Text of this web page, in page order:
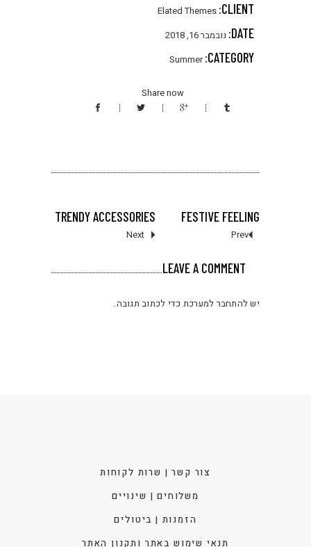
CLIENT:
Elated Themes
DATE: נובמבר 16, 2018
CATEGORY:
Summer
Share now
FESTIVE FEELING
Prev
TRENDY ACCESSORIES
Next
LEAVE A COMMENT
ישלהתחבר למערכת כדי לכתוב תגובה.
צור קשר | שרות לקוחות
משלוחים | שינויים
הזמנות | ביטולים
תנאי שימוש באתר ותקנון האתר